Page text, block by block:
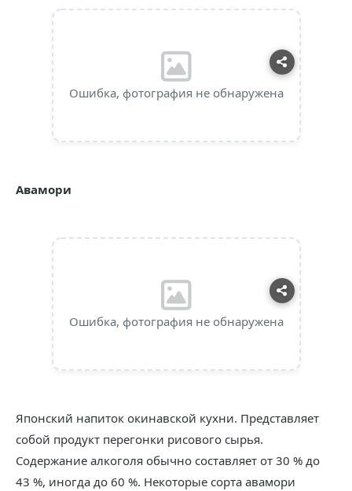
Ошибка, фотография не обнаружена
Авамори
Ошибка, фотография не обнаружена
Японский напиток окинавской кухни. Представляет
собой продукт перегонки рисового сырья.
Содержание алкоголя обычно составляет от 30 % до
43 %, иногда до 60 %. Некоторые сорта авамори